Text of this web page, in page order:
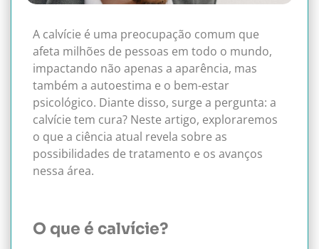
A calvície é uma preocupação comum que
afeta milhões de pessoas em todo o mundo,
impactando não apenas a aparência, mas
também a autoestima e o bem-estar
psicológico. Diante disso, surge a pergunta: a
calvície tem cura? Neste artigo, exploraremos
o que a ciência atual revela sobre as
possibilidades de tratamento e os avanços
nessa área.
O que é calvície?